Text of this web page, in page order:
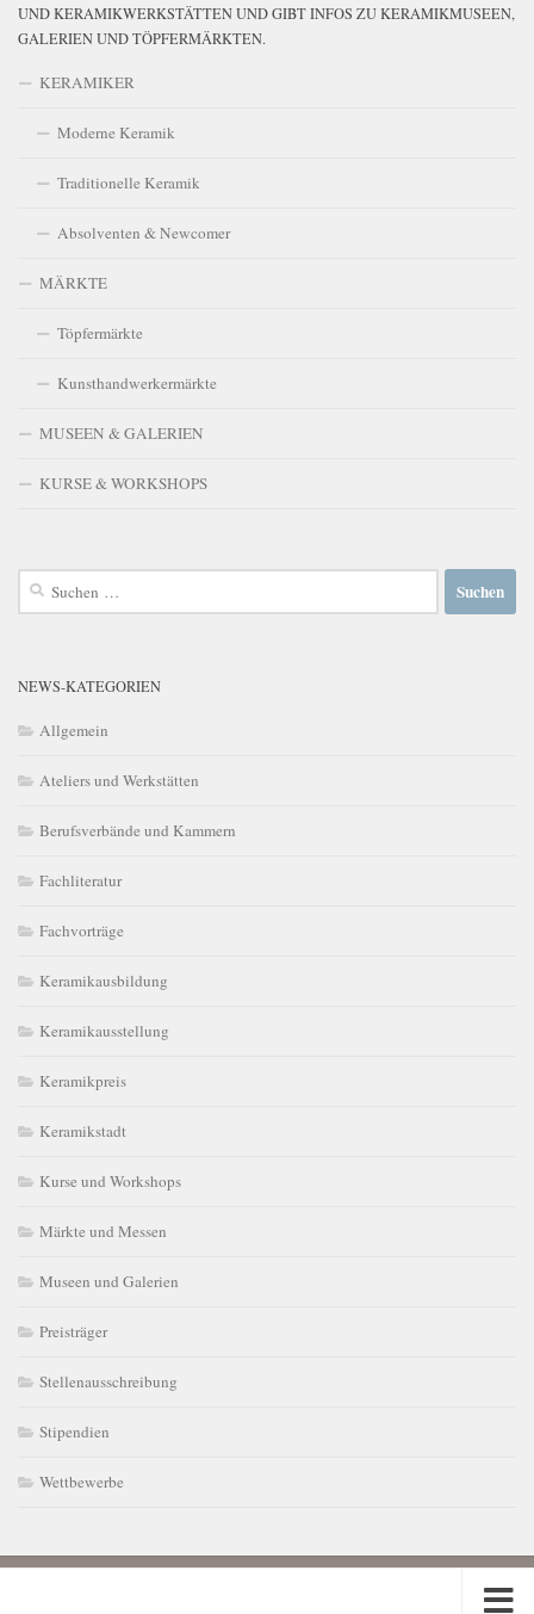
UND KERAMIKWERKSTÄTTEN UND GIBT INFOS ZU KERAMIKMUSEEN,
GALERIEN UND TÖPFERMÄRKTEN.
KERAMIKER
Moderne Keramik
Traditionelle Keramik
Absolventen & Newcomer
MÄRKTE
Töpfermärkte
Kunsthandwerkermärkte
MUSEEN & GALERIEN
KURSE & WORKSHOPS
Suchen
NEWS-KATEGORIEN
Allgemein
Ateliers und Werkstätten
Berufsverbände und Kammern
Fachliteratur
Fachvorträge
Keramikausbildung
Keramikausstellung
Keramikpreis
Keramikstadt
Kurse und Workshops
Märkte und Messen
Museen und Galerien
Preisträger
Stellenausschreibung
Stipendien
Wettbewerbe